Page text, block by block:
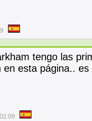
tengo las
en esta página..